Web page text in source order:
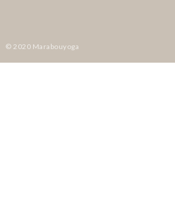
© 2020 Marabouyoga